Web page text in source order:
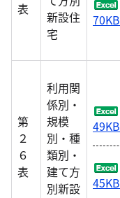
表
新設住
宅
70KB
第
２
６
表
利用関
係別・
規模
別・種
類別・
建て方
別新設
49KB
45KB